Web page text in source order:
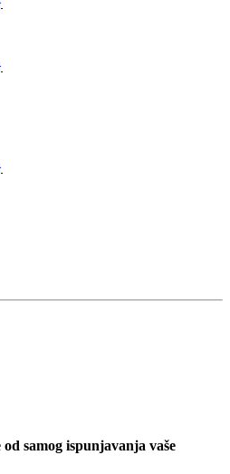
samog ispunjavanja vaše